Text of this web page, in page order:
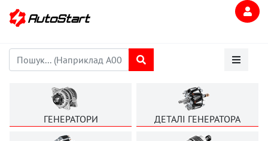
ГЕНЕРАТОРИ ДЕТАЛІ ГЕНЕРАТОРА